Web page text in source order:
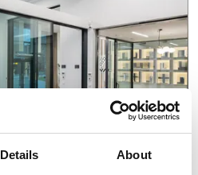
Details About